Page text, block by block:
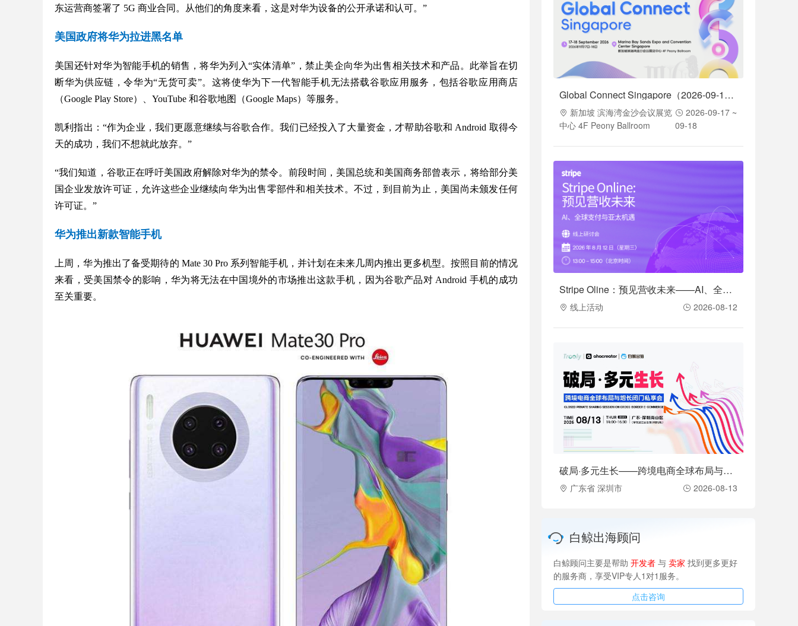
东运营商签署了 5G 商业合同。从他们的角度来看，这是对华为设备的公开承诺和认可。”
美国政府将华为拉进黑名单
美国还针对华为智能手机的销售，将华为列入“实体清单”，禁止美企向华为出售相关技术和产品。此举旨在切
断华为供应链，令华为“无货可卖”。这将使华为下一代智能手机无法搭载谷歌应用服务，包括谷歌应用商店
（Google Play Store）、YouTube 和谷歌地图（Google Maps）等服务。
凯利指出：“作为企业，我们更愿意继续与谷歌合作。我们已经投入了大量资金，才帮助谷歌和 Android 取得今
天的成功，我们不想就此放弃。”
“我们知道，谷歌正在呼吁美国政府解除对华为的禁令。前段时间，美国总统和美国商务部曾表示，将给部分美
国企业发放许可证，允许这些企业继续向华为出售零部件和相关技术。不过，到目前为止，美国尚未颁发任何
许可证。”
华为推出新款智能手机
上周，华为推出了备受期待的 Mate 30 Pro 系列智能手机，并计划在未来几周内推出更多机型。按照目前的情况
来看，受美国禁令的影响，华为将无法在中国境外的市场推出这款手机，因为谷歌产品对 Android 手机的成功
至关重要。
Global Connect Singapore（2026-09-17至2026-09-18）
新加坡 滨海湾金沙会议展览
中心 4F Peony Ballroom
2026-09-17 ~
09-18
Stripe Oline：预见营收未来——AI、全球支付与亚太机遇（2026-08-12）
线上活动 2026-08-12
破局·多元生长——跨境电商全球布局与增长闭门私享会（2026-08-13）
广东省 深圳市 2026-08-13
白鲸出海顾问
白鲸顾问主要是帮助 开发者 与 卖家 找到更多更好
的服务商，享受VIP专人1对1服务。
点击咨询